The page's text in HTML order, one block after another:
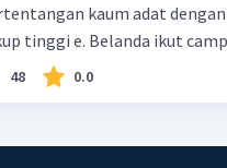
kaum adat
tinggi e. Belanda ikut
48 0.0